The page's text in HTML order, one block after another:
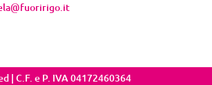
C.F. e P. IVA 04172460364